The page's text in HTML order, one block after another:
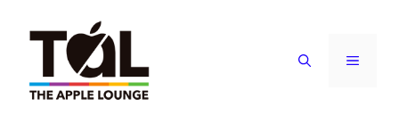
contenuto
MENU